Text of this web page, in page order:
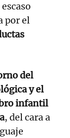
por el
del
y el
infantil
, del cara a